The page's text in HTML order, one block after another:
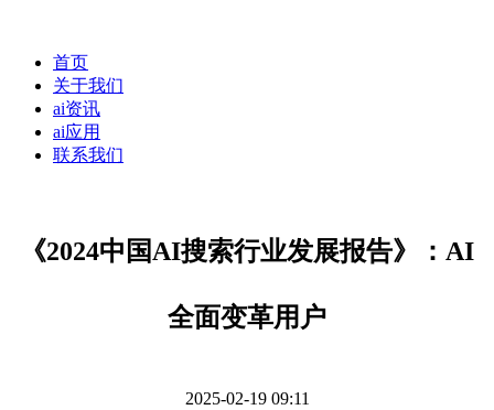
首页
关于我们
ai资讯
ai应用
联系我们
《2024中国AI搜索行业发展报告》：AI
全面变革用户
2025-02-19 09:11